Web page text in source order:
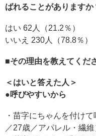
ばれることがありますか
はい 62人（21.2％）
いいえ 230人（78.8％）
■その理由を教えてくだ
＜はいと答えた人＞
●呼びやすいから
・苗字にちゃんを付け
／27歳／アパレル・繊維